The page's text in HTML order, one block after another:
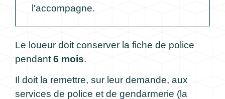
l'accompagne.
Le loueur doit conserver la fiche de police
pendant6 mois.
Il doit la remettre, sur leur demande, aux
services de police et de gendarmerie (la